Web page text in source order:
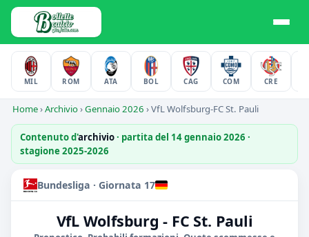
MIL ROM ATA BOL CAG COM CRE
Home›Archivio›Gennaio 2026 ›VfL Wolfsburg-FC St. Pauli
Contenuto d'archivio· partita del 14 gennaio 2026 ·
stagione 2025-2026
Bundesliga · Giornata 17
VfL Wolfsburg - FC St. Pauli